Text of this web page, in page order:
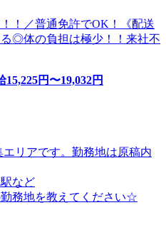
！／普通免許でOK！《配送
◎体の負担は極少！！来社不
15,225円〜19,032円
リアです。勤務地は原稿内
など
務地を教えてください☆